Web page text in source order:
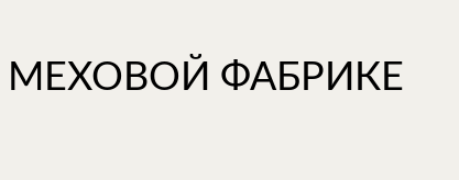
ФАБРИКЕ